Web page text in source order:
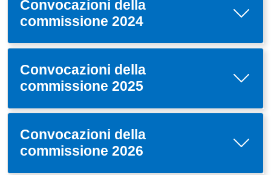
Convocazioni della
commissione 2024
Convocazioni della
commissione 2025
Convocazioni della
commissione 2026